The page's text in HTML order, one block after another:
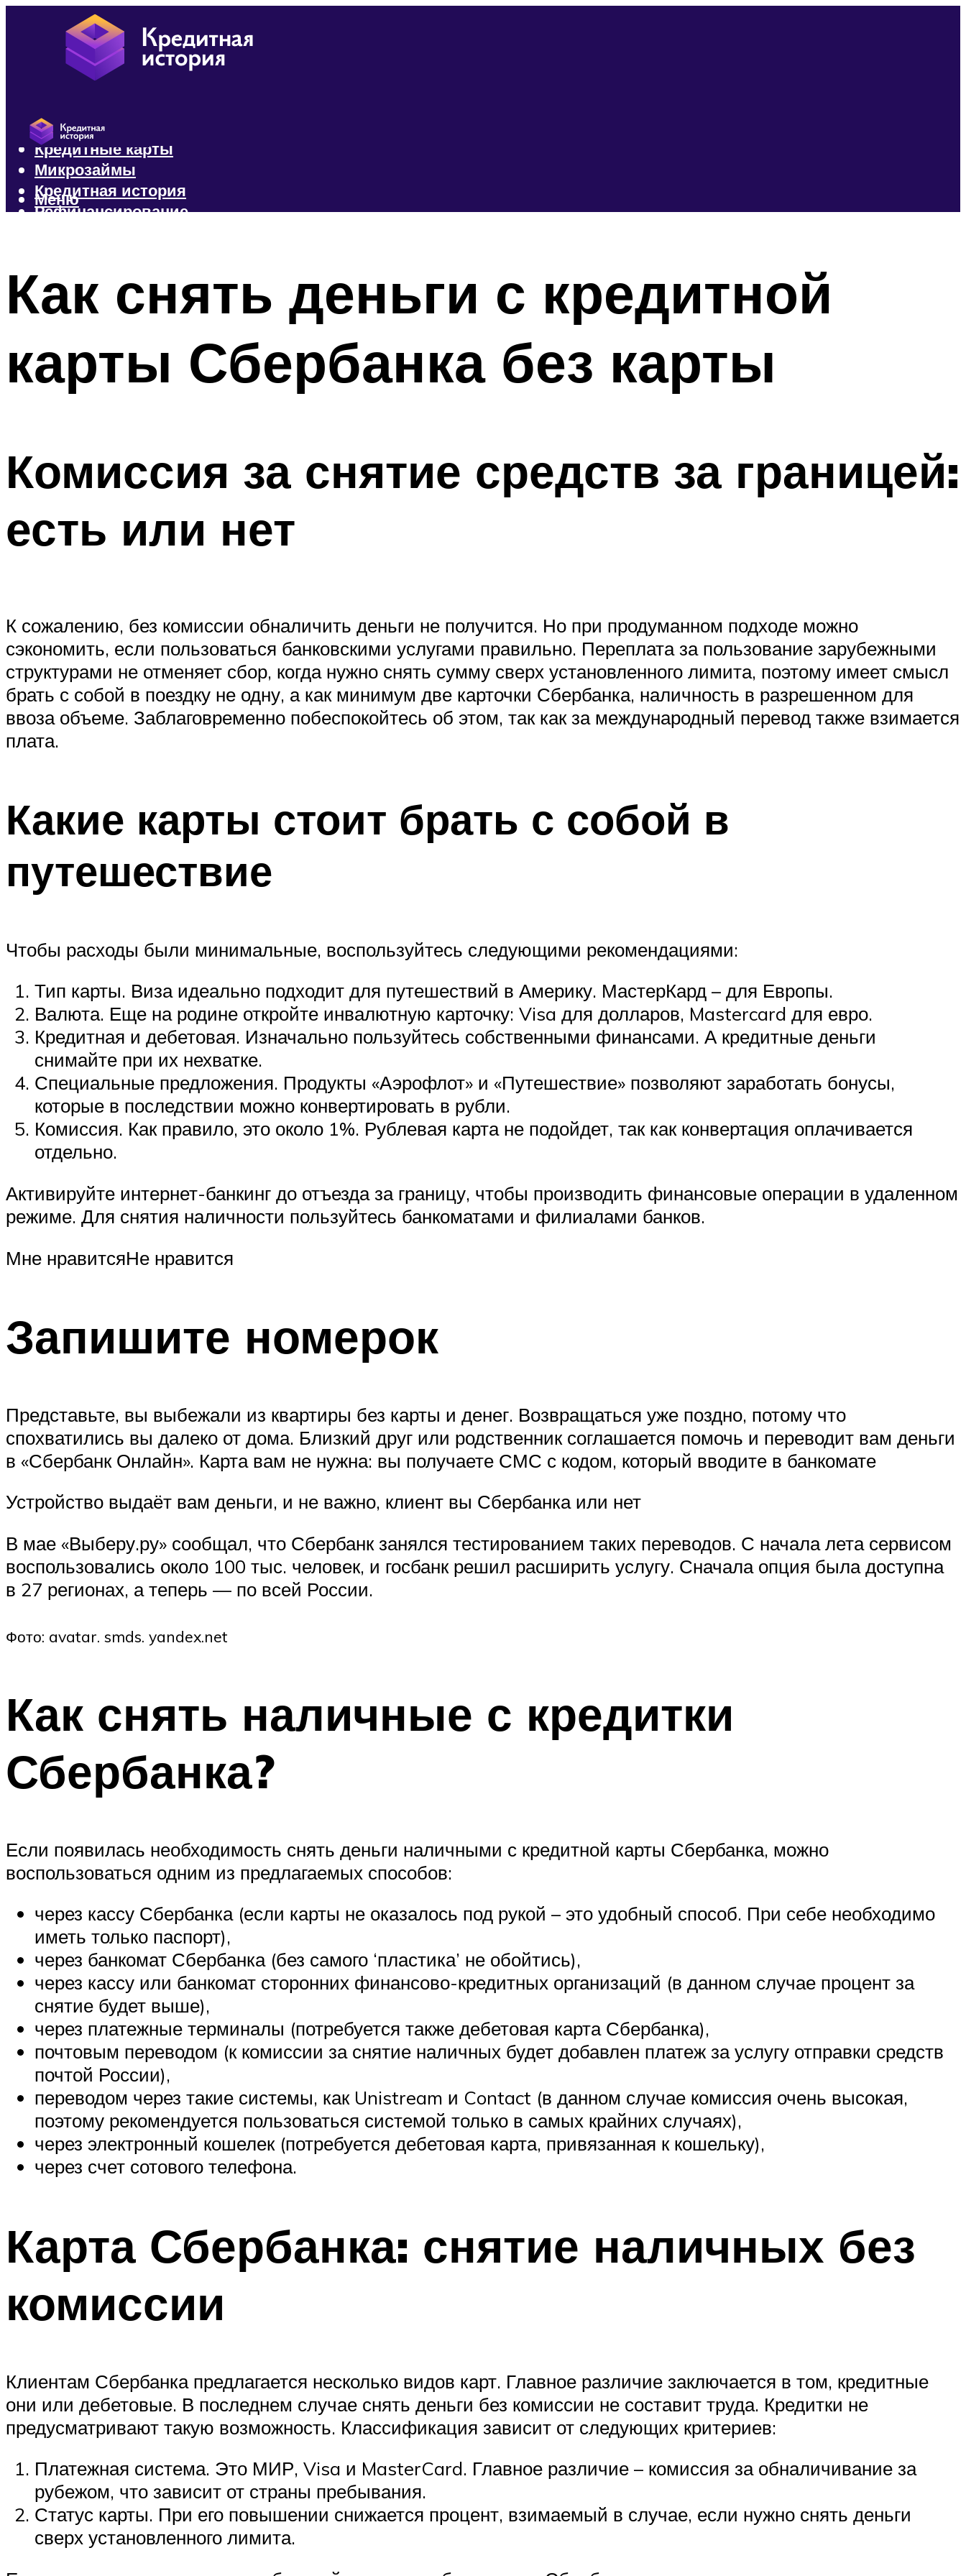
Кредиты
Кредитные карты
Микрозаймы
Кредитная история
Рефинансирование
Меню
Как снять деньги с кредитной
карты Сбербанка без карты
Комиссия за снятие средств за границей:
есть или нет
К сожалению, без комиссии обналичить деньги не получится. Но при продуманном подходе можно
сэкономить, если пользоваться банковскими услугами правильно. Переплата за пользование зарубежными
структурами не отменяет сбор, когда нужно снять сумму сверх установленного лимита, поэтому имеет смысл
брать с собой в поездку не одну, а как минимум две карточки Сбербанка, наличность в разрешенном для
ввоза объеме. Заблаговременно побеспокойтесь об этом, так как за международный перевод также взимается
плата.
Какие карты стоит брать с собой в
путешествие
Чтобы расходы были минимальные, воспользуйтесь следующими рекомендациями:
Тип карты. Виза идеально подходит для путешествий в Америку. МастерКард – для Европы.
Валюта. Еще на родине откройте инвалютную карточку: Visa для долларов, Mastercard для евро.
Кредитная и дебетовая. Изначально пользуйтесь собственными финансами. А кредитные деньги
снимайте при их нехватке.
Специальные предложения. Продукты «Аэрофлот» и «Путешествие» позволяют заработать бонусы,
которые в последствии можно конвертировать в рубли.
Комиссия. Как правило, это около 1%. Рублевая карта не подойдет, так как конвертация оплачивается
отдельно.
Активируйте интернет-банкинг до отъезда за границу, чтобы производить финансовые операции в удаленном
режиме. Для снятия наличности пользуйтесь банкоматами и филиалами банков.
Мне нравитсяНе нравится
Запишите номерок
Представьте, вы выбежали из квартиры без карты и денег. Возвращаться уже поздно, потому что
спохватились вы далеко от дома. Близкий друг или родственник соглашается помочь и переводит вам деньги
в «Сбербанк Онлайн». Карта вам не нужна: вы получаете СМС с кодом, который вводите в банкомате
Устройство выдаёт вам деньги, и не важно, клиент вы Сбербанка или нет
В мае «Выберу.ру» сообщал, что Сбербанк занялся тестированием таких переводов. С начала лета сервисом
воспользовались около 100 тыс. человек, и госбанк решил расширить услугу. Сначала опция была доступна
в 27 регионах, а теперь — по всей России.
Фото: avatar. smds. yandex.net
Как снять наличные с кредитки
Сбербанка?
Если появилась необходимость снять деньги наличными с кредитной карты Сбербанка, можно
воспользоваться одним из предлагаемых способов:
через кассу Сбербанка (если карты не оказалось под рукой – это удобный способ. При себе необходимо
иметь только паспорт),
через банкомат Сбербанка (без самого ‘пластика’ не обойтись),
через кассу или банкомат сторонних финансово-кредитных организаций (в данном случае процент за
снятие будет выше),
через платежные терминалы (потребуется также дебетовая карта Сбербанка),
почтовым переводом (к комиссии за снятие наличных будет добавлен платеж за услугу отправки средств
почтой России),
переводом через такие системы, как Unistream и Contact (в данном случае комиссия очень высокая,
поэтому рекомендуется пользоваться системой только в самых крайних случаях),
через электронный кошелек (потребуется дебетовая карта, привязанная к кошельку),
через счет сотового телефона.
Карта Сбербанка: снятие наличных без
комиссии
Клиентам Сбербанка предлагается несколько видов карт. Главное различие заключается в том, кредитные
они или дебетовые. В последнем случае снять деньги без комиссии не составит труда. Кредитки не
предусматривают такую возможность. Классификация зависит от следующих критериев:
Платежная система. Это МИР, Visa и MasterCard. Главное различие – комиссия за обналичивание за
рубежом, что зависит от страны пребывания.
Статус карты. При его повышении снижается процент, взимаемый в случае, если нужно снять деньги
сверх установленного лимита.